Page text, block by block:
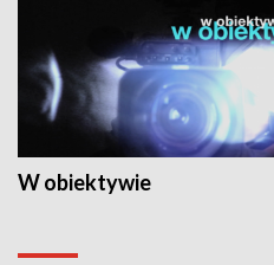
W obiektywie